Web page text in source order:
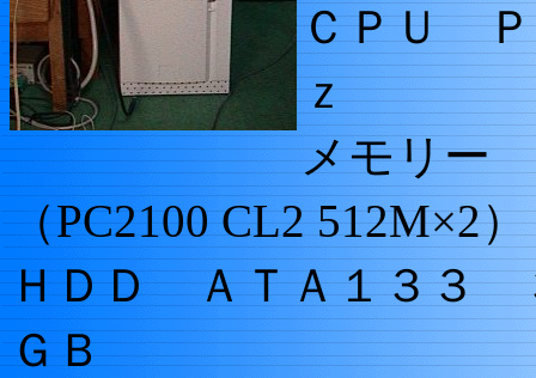
ＣＰＵ
ｚ
メモリー
（PC2100 CL2 512M×2）
ＨＤＤ ＡＴＡ１３３
ＧＢ